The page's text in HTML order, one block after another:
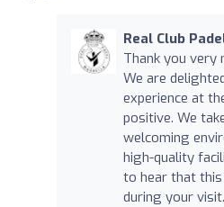
Real Club
Thank you very
We are
experience at
positive. We
welcoming
high-quality
to hear that
during your visit.